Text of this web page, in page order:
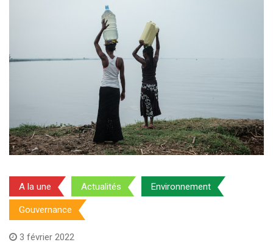
A la une Actualités Environnement
Gouvernance
3 février 2022